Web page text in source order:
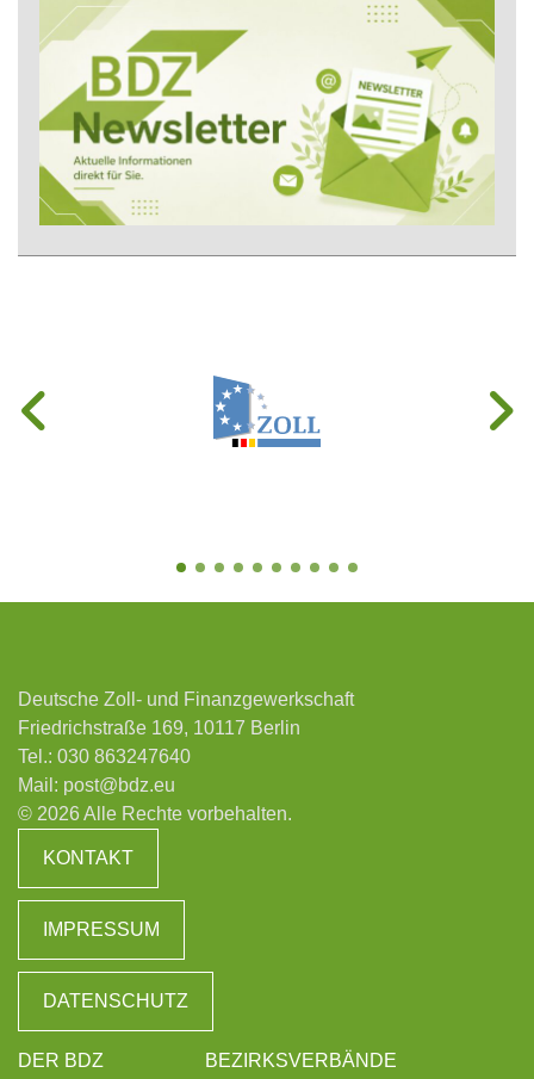
Deutsche Zoll- und Finanzgewerkschaft
Friedrichstraße 169, 10117 Berlin
Tel.: 030 863247640
Mail: post@bdz.eu
© 2026 Alle Rechte vorbehalten.
KONTAKT
IMPRESSUM
DATENSCHUTZ
DER BDZ BEZIRKSVERBÄNDE